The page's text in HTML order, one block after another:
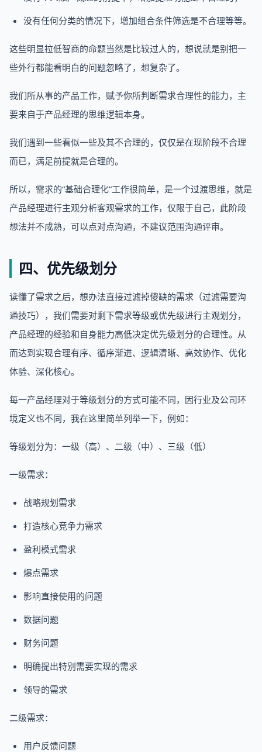
没有任何分类的情况下，增加组合条件筛选是不合理等等。
这些明显拉低智商的命题当然是比较过人的，想说就是别把一
些外行都能看明白的问题忽略了，想复杂了。
我们所从事的产品工作，赋予你所判断需求合理性的能力，主
要来自于产品经理的思维逻辑本身。
我们遇到一些看似一些及其不合理的，仅仅是在现阶段不合理
而已，满足前提就是合理的。
所以，需求的“基础合理化”工作很简单，是一个过渡思维，就是
产品经理进行主观分析客观需求的工作，仅限于自己，此阶段
想法并不成熟，可以点对点沟通，不建议范围沟通评审。
四、优先级划分
读懂了需求之后，想办法直接过滤掉傻缺的需求（过滤需要沟
通技巧），我们需要对剩下需求等级或优先级进行主观划分，
产品经理的经验和自身能力高低决定优先级划分的合理性。从
而达到实现合理有序、循序渐进、逻辑清晰、高效协作、优化
体验、深化核心。
每一产品经理对于等级划分的方式可能不同，因行业及公司环
境定义也不同，我在这里简单列举一下，例如：
等级划分为：一级（高）、二级（中）、三级（低）
一级需求：
战略规划需求
打造核心竞争力需求
盈利模式需求
爆点需求
影响直接使用的问题
数据问题
财务问题
明确提出特别需要实现的需求
领导的需求
二级需求：
用户反馈问题